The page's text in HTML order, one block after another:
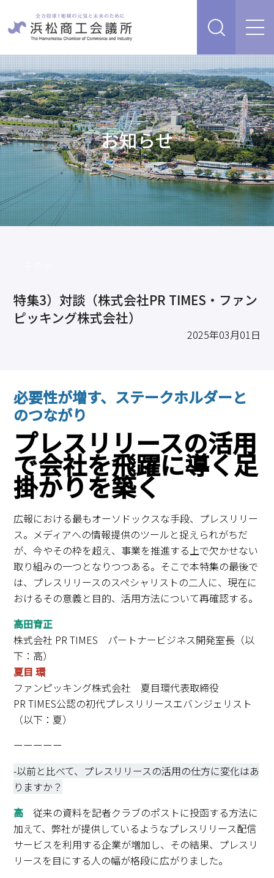
販路を開拓したい、新商品・サービス・技術を開発し
たい
人脈・ネットワークを広げたい
経営について相談したい（経営安定、専門家相談な
ど）
創業、事業承継について相談したい
資金を調達したい
補助金を活用したい
原産地証明など証明を取得したい
その他経営相談
経営支援・サービス
検定試験
セミナー・イベント情報
浜松商工会議所について
採用情報 相談予約 お問合せ
お知らせ
特集3）対談（株式会社PR TIMES・ファン
ピッキング株式会社）
2025年03月01日
必要性が増す、ステークホルダーと
のつながり
プレスリリースの活用
で会社を飛躍に導く足
掛かりを築く
広報における最もオーソドックスな手段、プレスリリー
ス。メディアへの情報提供のツールと捉えられがちだ
が、今やその枠を超え、事業を推進する上で欠かせない
取り組みの一つとなりつつある。そこで本特集の最後で
は、プレスリリースのスペシャリストの二人に、現在に
おけるその意義と目的、活用方法について再確認する。
高田育正
株式会社 PR TIMES パートナービジネス開発室長（以
下：高）
夏目 環
ファンピッキング株式会社 夏目環代表取締役
PR TIMES公認の初代プレスリリースエバンジェリスト
（以下：夏）
ーーーーー
-以前と比べて、プレスリリースの活用の仕方に変化はあ
りますか？
高従来の資料を記者クラブのポストに投函する方法に
加えて、弊社が提供しているようなプレスリリース配信
サービスを利用する企業が増加し、その結果、プレスリ
リースを目にする人の幅が格段に広がりました。